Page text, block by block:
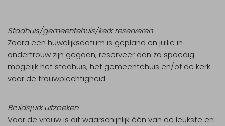
Stadhuis/gemeentehuis/kerk reserveren
Zodra een huwelijksdatum is gepland en jullie in
ondertrouw zijn gegaan, reserveer dan zo spoedig
mogelijk het stadhuis, het gemeentehuis en/of de kerk
voor de trouwplechtigheid.
Bruidsjurk uitzoeken
Voor de vrouw is dit waarschijnlijk één van de leukste en